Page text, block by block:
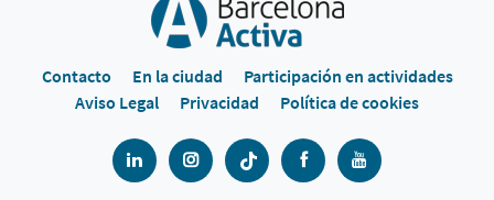
Contacto En la ciudad
Participación en actividades
Aviso Legal
Privacidad Política de cookies